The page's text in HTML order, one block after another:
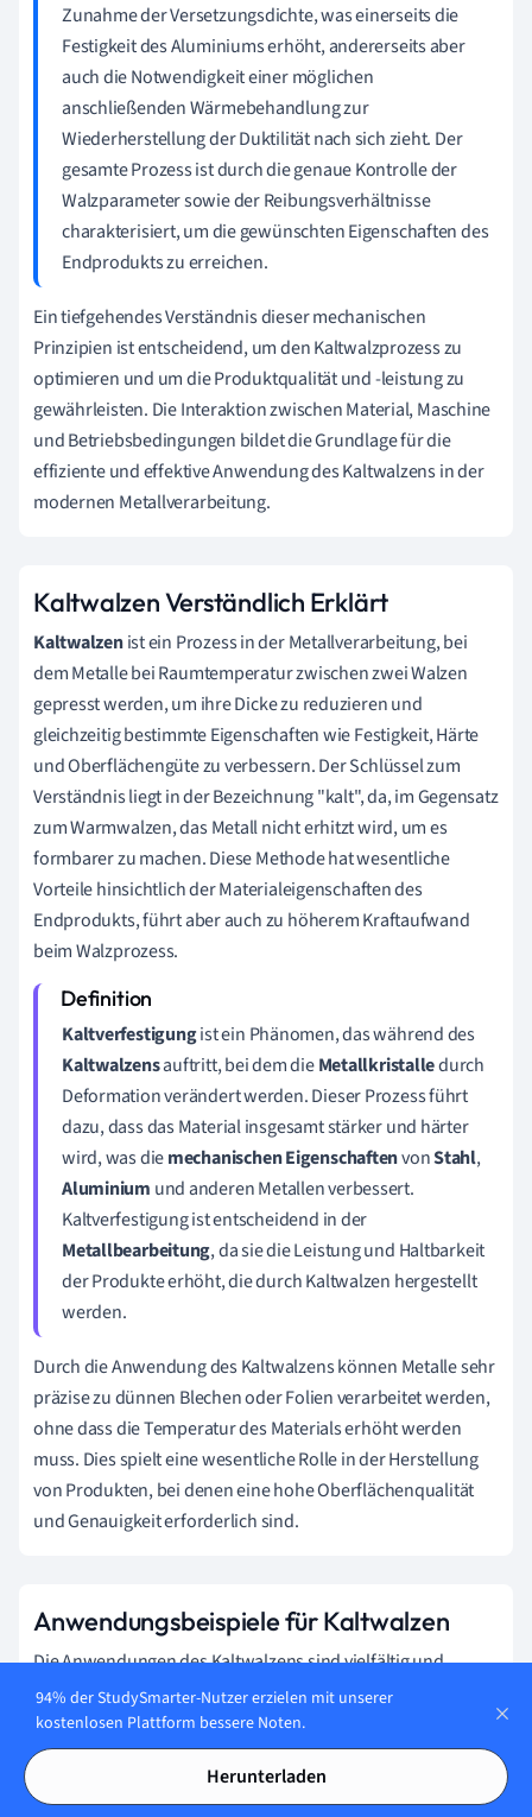
Zunahme der Versetzungsdichte, was einerseits die
Festigkeit des Aluminiums erhöht, andererseits aber
auch die Notwendigkeit einer möglichen
anschließenden Wärmebehandlung zur
Wiederherstellung der Duktilität nach sich zieht. Der
gesamte Prozess ist durch die genaue Kontrolle der
Walzparameter sowie der Reibungsverhältnisse
charakterisiert, um die gewünschten Eigenschaften des
Endprodukts zu erreichen.
Ein tiefgehendes Verständnis dieser mechanischen
Prinzipien ist entscheidend, um den Kaltwalzprozess zu
optimieren und um die Produktqualität und -leistung zu
gewährleisten. Die Interaktion zwischen Material, Maschine
und Betriebsbedingungen bildet die Grundlage für die
effiziente und effektive Anwendung des Kaltwalzens in der
modernen Metallverarbeitung.
Kaltwalzen Verständlich Erklärt
Kaltwalzenist ein Prozess in der Metallverarbeitung, bei
dem Metalle bei Raumtemperatur zwischen zwei Walzen
gepresst werden, um ihre Dicke zu reduzieren und
gleichzeitig bestimmte Eigenschaften wie Festigkeit, Härte
und Oberflächengüte zu verbessern. Der Schlüssel zum
Verständnis liegt in der Bezeichnung "kalt", da, im Gegensatz
zum Warmwalzen, das Metall nicht erhitzt wird, um es
formbarer zu machen. Diese Methode hat wesentliche
Vorteile hinsichtlich der Materialeigenschaften des
Endprodukts, führt aber auch zu höherem Kraftaufwand
beim Walzprozess.
Kaltverfestigungist ein Phänomen, das während des
Kaltwalzensauftritt, bei dem dieMetallkristalledurch
Deformation verändert werden. Dieser Prozess führt
dazu, dass das Material insgesamt stärker und härter
wird, was diemechanischen EigenschaftenvonStahl,
Aluminium und anderen Metallen verbessert.
Kaltverfestigung ist entscheidend in der
Metallbearbeitung, da sie die Leistung und Haltbarkeit
der Produkte erhöht, die durch Kaltwalzen hergestellt
werden.
Durch die Anwendung des Kaltwalzens können Metalle sehr
präzise zu dünnen Blechen oder Folien verarbeitet werden,
ohne dass die Temperatur des Materials erhöht werden
muss. Dies spielt eine wesentliche Rolle in der Herstellung
von Produkten, bei denen eine hohe Oberflächenqualität
und Genauigkeit erforderlich sind.
Anwendungsbeispiele für Kaltwalzen
Die Anwendungen des Kaltwalzens sind vielfältig und
erstrecken sich über zahlreiche Industriezweige. Hier einige
prägnante Beispiele:
Automobilindustriewird Kaltwalzen eingesetzt,
um hochfeste Stahlbleche herzustellen, die für die
94% der StudySmarter-Nutzer erzielen mit unserer
kostenlosen Plattform bessere Noten.
Herunterladen